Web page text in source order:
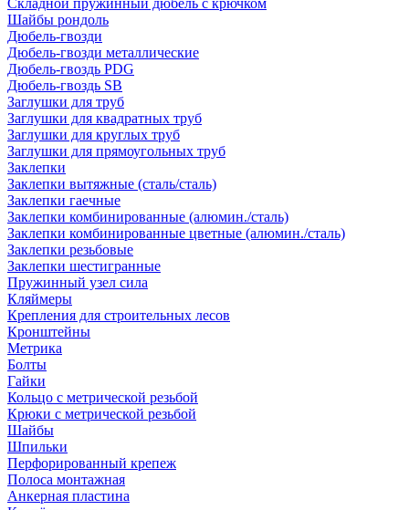
Складной пружинный дюбель с крючком
Шайбы рондоль
Дюбель-гвозди
Дюбель-гвозди металлические
Дюбель-гвоздь PDG
Дюбель-гвоздь SB
Заглушки для труб
Заглушки для квадратных труб
Заглушки для круглых труб
Заглушки для прямоугольных труб
Заклепки
Заклепки вытяжные (сталь/сталь)
Заклепки гаечные
Заклепки комбинированные (алюмин./сталь)
Заклепки комбинированные цветные (алюмин./сталь)
Заклепки резьбовые
Заклепки шестигранные
Пружинный узел сила
Кляймеры
Крепления для строительных лесов
Кронштейны
Метрика
Болты
Гайки
Кольцо с метрической резьбой
Крюки с метрической резьбой
Шайбы
Шпильки
Перфорированный крепеж
Полоса монтажная
Анкерная пластина